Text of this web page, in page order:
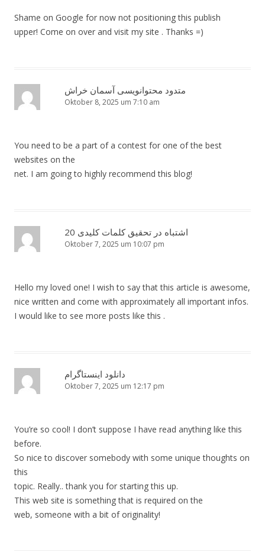
Shame on Google for now not positioning this publish
upper! Come on over and visit my site . Thanks =)
متدود محتوانویسی آسمان خراش
Oktober 8, 2025 um 7:10 am
You need to be a part of a contest for one of the best
websites on the
net. I am going to highly recommend this blog!
20 اشتباه در تحقیق کلمات کلیدی
Oktober 7, 2025 um 10:07 pm
Hello my loved one! I wish to say that this article is awesome,
nice written and come with approximately all important infos.
I would like to see more posts like this .
دانلود اینستاگرام
Oktober 7, 2025 um 12:17 pm
You’re so cool! I don’t suppose I have read anything like this
before.
So nice to discover somebody with some unique thoughts on
this
topic. Really.. thank you for starting this up.
This web site is something that is required on the
web, someone with a bit of originality!